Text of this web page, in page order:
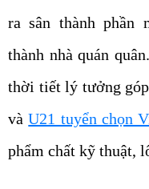
ra sân thành phần
thành nhà quán
thời tiết lý tưởng
vàU21 tuyển chọn
phẩm chất kỹ thuật,